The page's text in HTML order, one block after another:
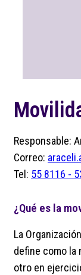
Responsable:
Correo:
Tel: 55 8116 -
¿Qué es la
La
define como la
otro en